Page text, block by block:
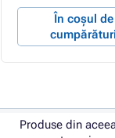
În coșul de
Produse din